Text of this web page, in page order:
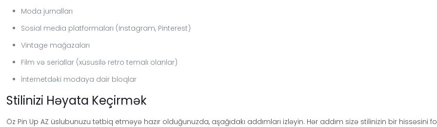
Moda jurnalları
Sosial media platformaları (Instagram, Pinterest)
Vintage mağazaları
Film və seriallar (xüsusilə retro temalı olanlar)
İnternetdəki modaya dair bloqlar
Stilinizi Həyata Keçirmək
Öz Pin Up AZ üslubunuzu tətbiq etməyə hazır olduğunuzda, aşağıdakı addımları izləyin. Hər addım sizə stilinizin bir